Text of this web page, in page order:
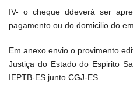
IV- o cheque ddeverá ser
pagamento ou do domicilio do
Em anexo envio o provimento
Justiça do Estado do Espirito
IEPTB-ES junto CGJ-ES